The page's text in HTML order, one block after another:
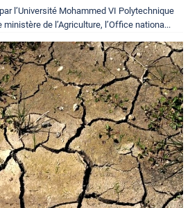
l’Université Mohammed VI Polytechnique
de l’Agriculture, l’Office nationa...